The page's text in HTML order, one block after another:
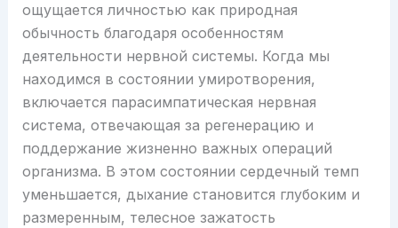
ощущается личностью как природная
обычность благодаря особенностям
деятельности нервной системы. Когда мы
находимся в состоянии умиротворения,
включается парасимпатическая нервная
система, отвечающая за регенерацию и
поддержание жизненно важных операций
организма. В этом состоянии сердечный темп
уменьшается, дыхание становится глубоким и
размеренным, телесное зажатость